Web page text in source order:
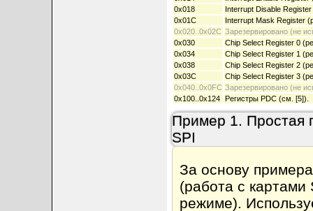
0x018
Interrupt Disable
0x01C
Interrupt Mask Register
0x020..0x02C Зарезервировано (не
0x030
Chip Select Register 0
0x034
Chip Select Register 1
0x038
Chip Select Register 2
0x03C
Chip Select Register 3
0x040..0x0FC Зарезервировано (не
0x100..0x124
Регистры PDC (см. [5]).
Пример 1. Простая
SPI
За основу
(работа с
режиме).